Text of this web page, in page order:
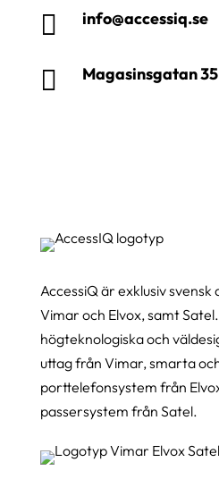
 info@accessiq.se
 Magasinsgatan
AccessiQ är exklusiv
Vimar och Elvox, samt
högteknologiska och
uttag från Vimar, smarta
porttelefonsystem från
passersystem från Satel.